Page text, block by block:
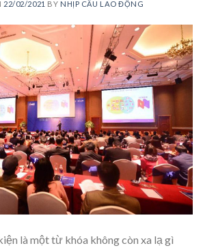
22/02/2021 BY NHỊP CẦU LAO ĐỘNG
là một từ khóa không còn xa lạ gì